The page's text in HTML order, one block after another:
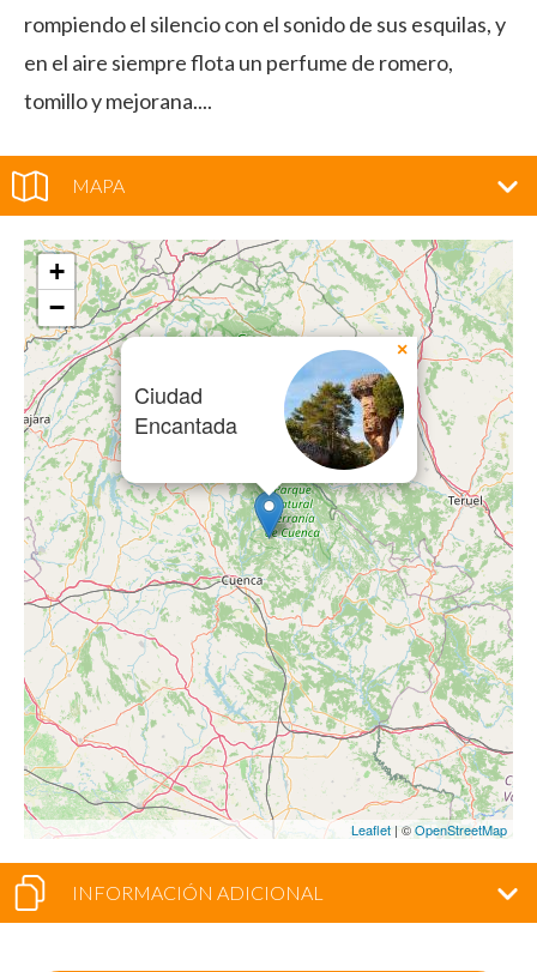
rompiendo el silencio con el sonido de sus esquilas, y
en el aire siempre flota un perfume de romero,
tomillo y mejorana....
MAPA
Ciudad
Encantada
×
+
−
Leaflet | ©OpenStreetMap
INFORMACIÓN ADICIONAL